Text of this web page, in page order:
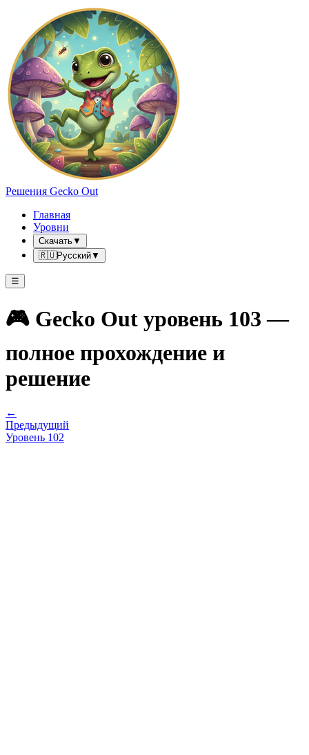
Решения Gecko Out
Главная
Уровни
Скачать▼
🇷🇺Русский▼
☰
🎮 Gecko Out уровень 103 —
полное прохождение и
решение
←
Предыдущий
Уровень 102